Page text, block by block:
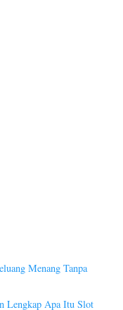
Menang Tanpa
Lengkap Apa Itu Slot